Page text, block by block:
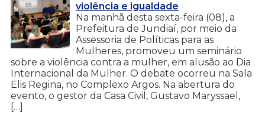
violência e igualdade
Na manhã desta sexta-feira (08), a
Prefeitura de Jundiaí, por meio da
Assessoria de Políticas para as
Mulheres, promoveu um seminário
sobre a violência contra a mulher, em alusão ao Dia
Internacional da Mulher. O debate ocorreu na Sala
Elis Regina, no Complexo Argos. Na abertura do
evento, o gestor da Casa Civil, Gustavo Maryssael,
[…]